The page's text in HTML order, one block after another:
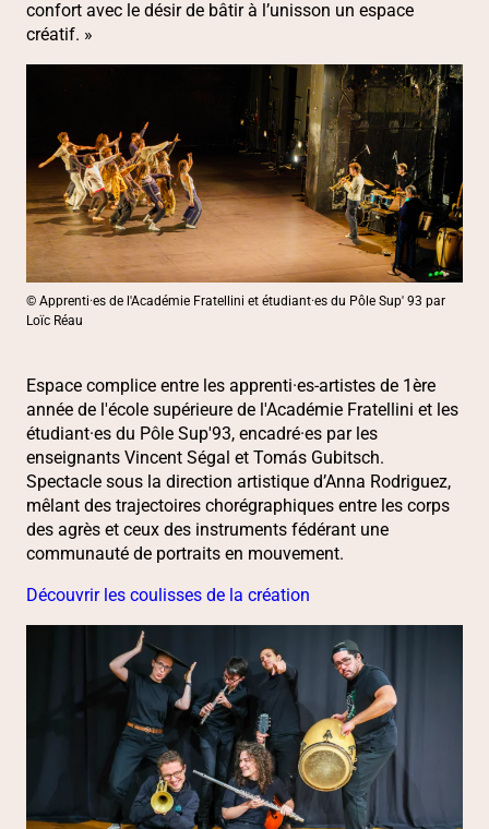
confort avec le désir de bâtir à l’unisson un espace
créatif. »
© Apprenti·es de l'Académie Fratellini et étudiant·es du Pôle Sup' 93 par
Loïc Réau
Espace complice entre les apprenti·es-artistes de 1ère
année de l'école supérieure de l'Académie Fratellini et les
étudiant·es du Pôle Sup'93, encadré·es par les
enseignants Vincent Ségal et Tomás Gubitsch.
Spectacle sous la direction artistique d’Anna Rodriguez,
mêlant des trajectoires chorégraphiques entre les corps
des agrès et ceux des instruments fédérant une
communauté de portraits en mouvement.
Découvrir les coulisses de la création